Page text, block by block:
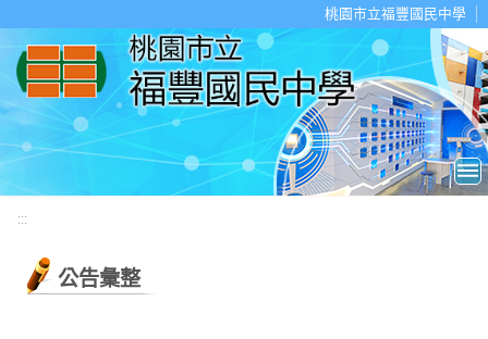
桃園市立福豐國民中學
:::
公告彙整